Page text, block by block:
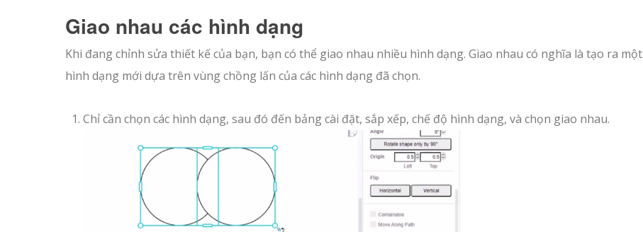
Giao nhau các hình dạng
Khi đang chỉnh sửa thiết kế của bạn, bạn có thể giao nhau nhiều hình dạng. Giao nhau có nghĩa là tạo ra một
hình dạng mới dựa trên vùng chồng lấn của các hình dạng đã chọn.
Chỉ cần chọn các hình dạng, sau đó đến bảng cài đặt, sắp xếp, chế độ hình dạng, và chọn giao nhau.